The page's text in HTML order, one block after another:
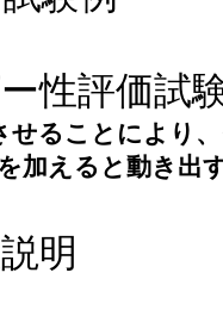
性評価試
せることにより
加えると動き出
明